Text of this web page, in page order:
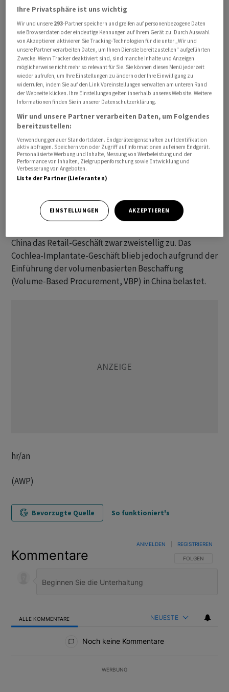
Affairs (VA) profitiert. Dank der erfolgreichen Einführung
von Virto R Infinio - Sonovas erste wiederaufladbare,
individuell angepasste Im-Ohr-Lösung (IdO) - konnte
der Konzern dort seine führende Position weiter
ausbauen.
Derweil wirkte sich die Produkteinführung eines
Wettbewerbers auf den Umsatz im Cochlea-
Implantate-Segment in der zweiten Jahreshälfte eher
negativ aus.
Mit einem Plus von 4,8 Prozent fiel das
Umsatzwachstum in der Region Europa, Mittlerer Osten
und Afrika (EMEA) etwas tiefer aus. Derweil war die
(APAC) durch Bremseffekte in China gekennzeichnet.
Während sowohl das Wholesale- als auch das Retail-
China das Retail-Geschäft zwar zweistellig zu. Das
Cochlea-Implantate-Geschäft blieb jedoch aufgrund der
Einführung der volumenbasierten Beschaffung
(Volume-Based Procurement, VBP) in China belastet.
hr/an
(AWP)
Bevorzugte Quelle So funktioniert's
Kommentare FOLGE DIESER
FOLGEN
ANMELDEN REGISTRIEREN
ALLE KOMMENTARE NEUESTE
Noch keine Kommentare
WERBUNG
Ihre Privatsphäre ist uns wichtig
Wir und unsere 293-Partner speichern und greifen auf personenbezogene Daten
wie Browserdaten oder eindeutige Kennungen auf Ihrem Gerät zu. Durch Auswahl
von Akzeptieren aktivieren Sie Tracking-Technologien für die unter „Wir und
unsere Partner verarbeiten Daten, um Ihnen Dienste bereitzustellen“ aufgeführten
Zwecke. Wenn Tracker deaktiviert sind, sind manche Inhalte und Anzeigen
möglicherweise nicht mehr so relevant für Sie. Sie können dieses Menü jederzeit
wieder aufrufen, um Ihre Einstellungen zu ändern oder Ihre Einwilligung zu
widerrufen, indem Sie auf den Link Voreinstellungen verwalten am unteren Rand
der Webseite klicken. Ihre Einstellungen gelten innerhalb unseres Website. Weitere
Informationen finden Sie in unserer Datenschutzerklärung.
Wir und unsere Partner verarbeiten Daten, um Folgendes
bereitzustellen:
Verwendung genauer Standortdaten. Endgeräteeigenschaften zur Identifikation
aktiv abfragen. Speichern von oder Zugriff auf Informationen auf einem Endgerät.
Personalisierte Werbung und Inhalte, Messung von Werbeleistung und der
Performance von Inhalten, Zielgruppenforschung sowie Entwicklung und
Verbesserung von Angeboten.
Liste der Partner (Lieferanten)
EINSTELLUNGEN AKZEPTIEREN